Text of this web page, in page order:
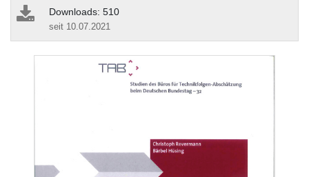
Downloads: 510
seit 10.07.2021